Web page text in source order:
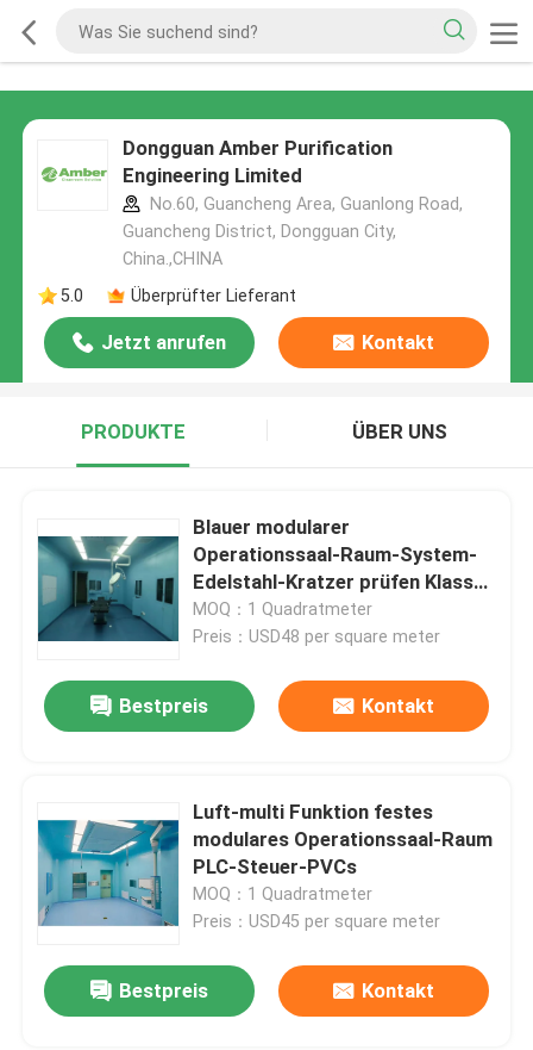
Dongguan Amber Purification
Engineering Limited
No.60, Guancheng Area, Guanlong Road,
Guancheng District, Dongguan City,
China.,CHINA
5.0
Überprüfter Lieferant
Jetzt anrufen Kontakt
PRODUKTE ÜBER UNS
Blauer modularer
Operationssaal-Raum-System-
Edelstahl-Kratzer prüfen Klasse
100 - 1000
MOQ：1 Quadratmeter
Preis：USD48 per square meter
Bestpreis Kontakt
Luft-multi Funktion festes
modulares Operationssaal-Raum
PLC-Steuer-PVCs
MOQ：1 Quadratmeter
Preis：USD45 per square meter
Bestpreis Kontakt